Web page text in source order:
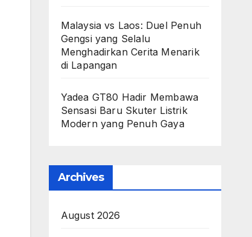
Malaysia vs Laos: Duel Penuh
Gengsi yang Selalu
Menghadirkan Cerita Menarik
di Lapangan
Yadea GT80 Hadir Membawa
Sensasi Baru Skuter Listrik
Modern yang Penuh Gaya
Archives
August 2026